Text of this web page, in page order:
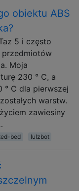
obiektu ABS
5 i często
przedmiotów
Moja
230 ° C, a
° C dla pierwszej
warstw.
zawiesiny
bed lulzbot